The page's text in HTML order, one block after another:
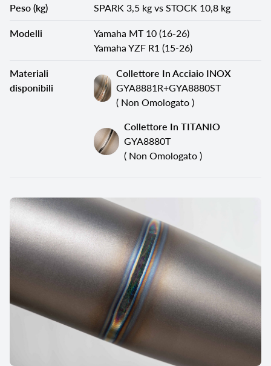
Peso (kg)
SPARK 3,5 kg vs STOCK 10,8 kg
Modelli
Yamaha MT 10 (16-26)
Yamaha YZF R1 (15-26)
Materiali
disponibili
Collettore In Acciaio INOX
GYA8881R+GYA8880ST
( Non Omologato )
Collettore In TITANIO
GYA8880T
( Non Omologato )